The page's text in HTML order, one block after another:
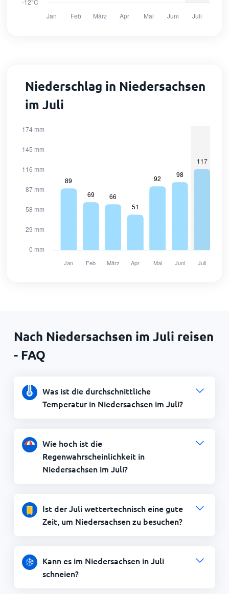
Niederschlag in Niedersachsen
im Juli
Nach Niedersachsen im Juli reisen
- FAQ
Was ist die durchschnittliche
Temperatur in Niedersachsen im Juli?
Wie hoch ist die
Regenwahrscheinlichkeit in
Niedersachsen im Juli?
Ist der Juli wettertechnisch eine gute
Zeit, um Niedersachsen zu besuchen?
Kann es im Niedersachsen in Juli
schneien?